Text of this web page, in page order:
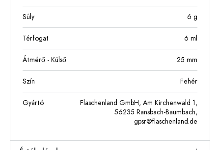
Súly 6 g
Térfogat 6 ml
Átmérő - Külső 25 mm
Szín Fehér
Gyártó
Flaschenland GmbH, Am Kirchenwald 1,
56235 Ransbach-Baumbach,
gpsr@flaschenland.de